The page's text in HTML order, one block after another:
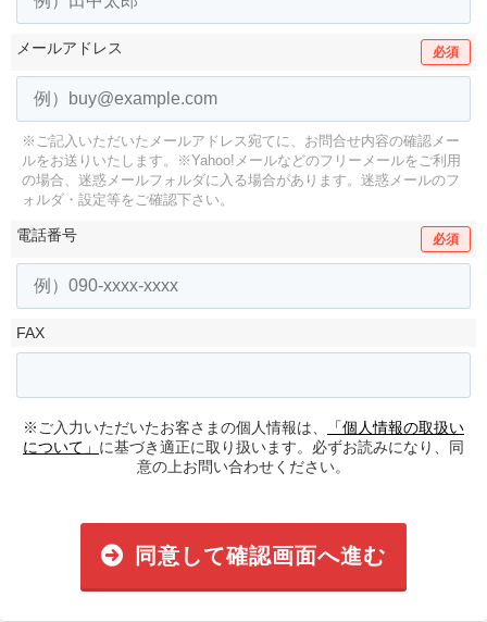
メールアドレス 必須
※ご記入いただいたメールアドレス宛てに、お問合せ内容の確認メー
ルをお送りいたします。
※Yahoo!メールなどのフリーメールをご利用
の場合、迷惑メールフォルダに入る場合があります。 迷惑メールのフ
ォルダ・設定等をご確認下さい。
電話番号 必須
FAX
※ご入力いただいたお客さまの個人情報は、
「個人情報の取扱い
について」 に基づき適正に取り扱います。必ずお読みになり、同
意の上お問い合わせください。
同意して確認画面へ進む